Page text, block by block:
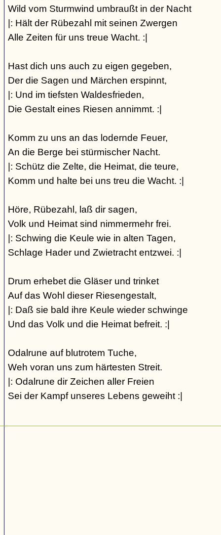
Wild vom Sturmwind umbraußt in der Nacht
|: Hält der Rübezahl mit seinen Zwergen
Alle Zeiten für uns treue Wacht. :|
Hast dich uns auch zu eigen gegeben,
Der die Sagen und Märchen erspinnt,
|: Und im tiefsten Waldesfrieden,
Die Gestalt eines Riesen annimmt. :|
Komm zu uns an das lodernde Feuer,
An die Berge bei stürmischer Nacht.
|: Schütz die Zelte, die Heimat, die teure,
Komm und halte bei uns treu die Wacht. :|
Höre, Rübezahl, laß dir sagen,
Volk und Heimat sind nimmermehr frei.
|: Schwing die Keule wie in alten Tagen,
Schlage Hader und Zwietracht entzwei. :|
Drum erhebet die Gläser und trinket
Auf das Wohl dieser Riesengestalt,
|: Daß sie bald ihre Keule wieder schwinge
Und das Volk und die Heimat befreit. :|
Odalrune auf blutrotem Tuche,
Weh voran uns zum härtesten Streit.
|: Odalrune dir Zeichen aller Freien
Sei der Kampf unseres Lebens geweiht :|